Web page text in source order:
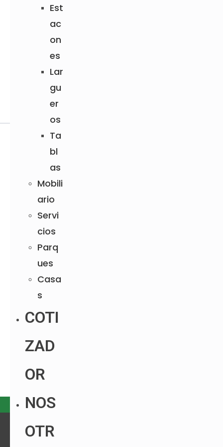
Est
ac
on
es
Lar
gu
er
os
Ta
bl
as
Mobili
ario
Servi
cios
Parq
ues
Casa
s
COTI
ZAD
OR
NOS
OTR